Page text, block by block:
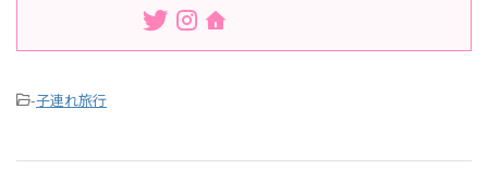
-子連れ旅行